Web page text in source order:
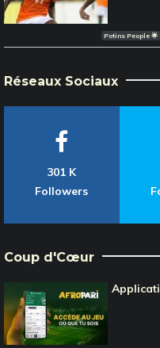
Potins People 🌟
Réseaux Sociaux
301 K
Followers
Coup d'Cœur